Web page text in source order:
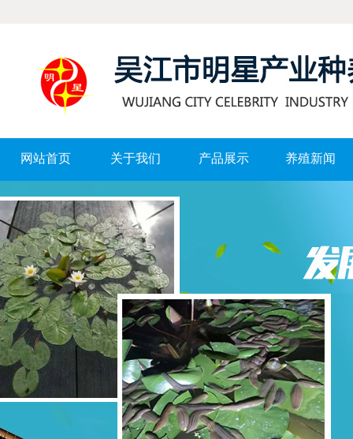
网站首页 关于我们 产品展示 养殖新闻